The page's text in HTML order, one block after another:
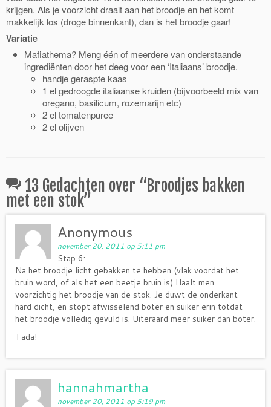
krijgen. Als je voorzicht draait aan het broodje en het komt
makkelijk los (droge binnenkant), dan is het broodje gaar!
Variatie
Mafiathema? Meng één of meerdere van onderstaande
ingrediënten door het deeg voor een ‘Italiaans’ broodje.
handje geraspte kaas
1 el gedroogde italiaanse kruiden (bijvoorbeeld mix van
oregano, basilicum, rozemarijn etc)
2 el tomatenpuree
2 el olijven
13 Gedachten over “Broodjes bakken
met een stok”
Anonymous
november 20, 2011 op 5:11 pm
Stap 6:
Na het broodje licht gebakken te hebben (vlak voordat het
bruin word, of als het een beetje bruin is) Haalt men
voorzichtig het broodje van de stok. Je duwt de onderkant
hard dicht, en stopt afwisselend boter en suiker erin totdat
het broodje volledig gevuld is. Uiteraard meer suiker dan boter.
Tada!
hannahmartha
november 20, 2011 op 5:19 pm